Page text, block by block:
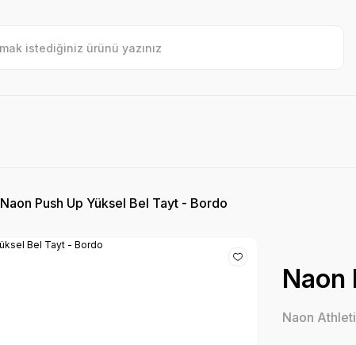
Naon Push Up Yüksel Bel Tayt - Bordo
Naon
Naon